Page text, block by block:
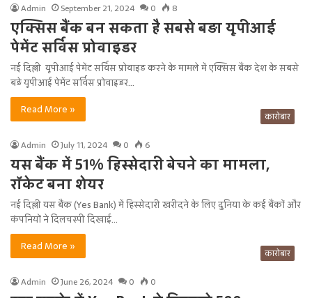
Admin September 21, 2024 0 8
एक्सिस बैंक बन सकता है सबसे बड़ा यूपीआई
पेमेंट सर्विस प्रोवाइडर
नई दिल्ली यूपीआई पेमेंट सर्विस प्रोवाइड करने के मामले में एक्सिस बैंक देश के सबसे
बड़े यूपीआई पेमेंट सर्विस प्रोवाइडर…
Read More »
कारोबार
Admin July 11, 2024 0 6
यस बैंक में 51% हिस्सेदारी बेचने का मामला,
रॉकेट बना शेयर
नई दिल्ली यस बैंक (Yes Bank) में हिस्सेदारी खरीदने के लिए दुनिया के कई बैंकों और
कंपनियों ने दिलचस्पी दिखाई…
Read More »
कारोबार
Admin June 26, 2024 0 0